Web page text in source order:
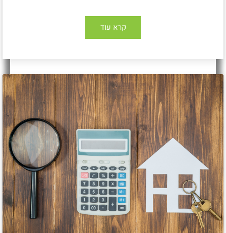
קרא עוד